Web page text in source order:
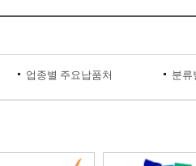
업종별 주요납품처 분류